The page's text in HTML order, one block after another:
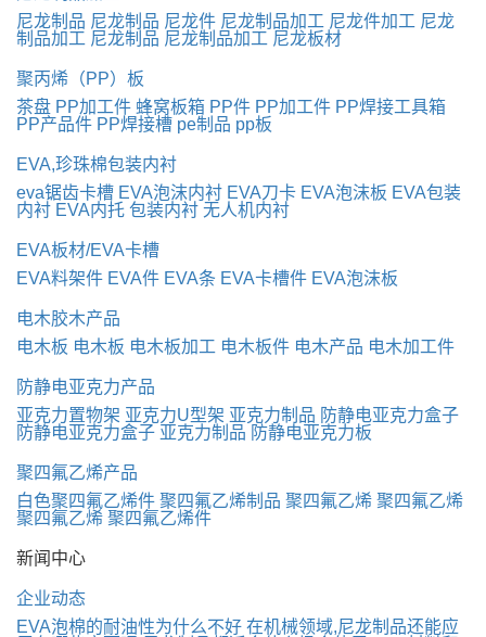
尼龙制品 尼龙制品 尼龙件 尼龙制品加工 尼龙件加工 尼龙
制品加工 尼龙制品 尼龙制品加工 尼龙板材
聚丙烯（PP）板
茶盘 PP加工件 蜂窝板箱 PP件 PP加工件 PP焊接工具箱
PP产品件 PP焊接槽 pe制品 pp板
EVA,珍珠棉包装内衬
eva锯齿卡槽 EVA泡沫内衬 EVA刀卡 EVA泡沫板 EVA包装
内衬 EVA内托 包装内衬 无人机内衬
EVA板材/EVA卡槽
EVA料架件 EVA件 EVA条 EVA卡槽件 EVA泡沫板
电木胶木产品
电木板 电木板 电木板加工 电木板件 电木产品 电木加工件
防静电亚克力产品
亚克力置物架 亚克力U型架 亚克力制品 防静电亚克力盒子
防静电亚克力盒子 亚克力制品 防静电亚克力板
聚四氟乙烯产品
白色聚四氟乙烯件 聚四氟乙烯制品 聚四氟乙烯 聚四氟乙烯
聚四氟乙烯 聚四氟乙烯件
新闻中心
企业动态
EVA泡棉的耐油性为什么不好 在机械领域,尼龙制品还能应